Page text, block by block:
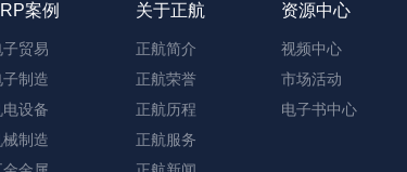
案例
子贸易
子制造
电设备
械制造
关于正航
正航简介
正航荣誉
正航历程
正航服务
资源中心
视频中心
市场活动
电子书中心